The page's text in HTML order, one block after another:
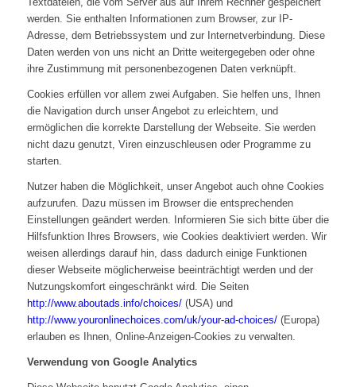
werden. Sie enthalten Informationen zum Browser, zur IP-
Adresse, dem Betriebssystem und zur Internetverbindung. Diese
Daten werden von uns nicht an Dritte weitergegeben oder ohne
ihre Zustimmung mit personenbezogenen Daten verknüpft.
Cookies erfüllen vor allem zwei Aufgaben. Sie helfen uns, Ihnen
die Navigation durch unser Angebot zu erleichtern, und
ermöglichen die korrekte Darstellung der Webseite. Sie werden
nicht dazu genutzt, Viren einzuschleusen oder Programme zu
starten.
Nutzer haben die Möglichkeit, unser Angebot auch ohne Cookies
aufzurufen. Dazu müssen im Browser die entsprechenden
Einstellungen geändert werden. Informieren Sie sich bitte über die
Hilfsfunktion Ihres Browsers, wie Cookies deaktiviert werden. Wir
weisen allerdings darauf hin, dass dadurch einige Funktionen
dieser Webseite möglicherweise beeinträchtigt werden und der
Nutzungskomfort eingeschränkt wird. Die Seiten
http://www.aboutads.info/choices/(USA) und
http://www.youronlinechoices.com/uk/your-ad-choices/(Europa)
erlauben es Ihnen, Online-Anzeigen-Cookies zu verwalten.
Verwendung von Google Analytics